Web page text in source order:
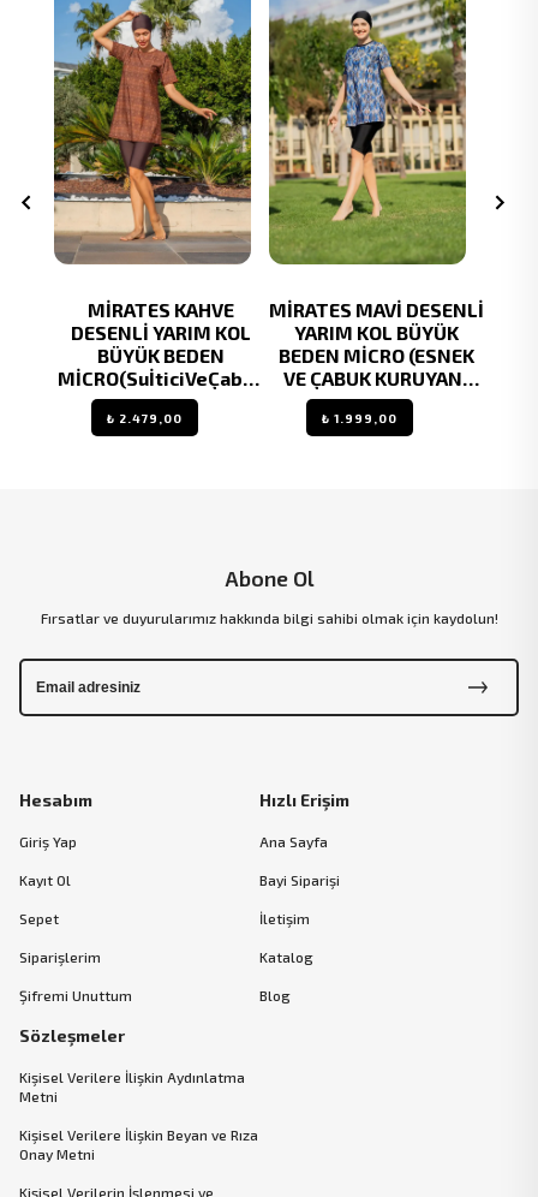
MİRATES KAHVE
DESENLİ YARIM KOL
BÜYÜK BEDEN
MİCRO(SuİticiVeÇabuk
Kuruyan)Tesettür
Mayo
₺ 2.479,00
MİRATES MAVİ DESENLİ
YARIM KOL BÜYÜK
BEDEN MİCRO (ESNEK
VE ÇABUK KURUYAN)
KUMAŞ YARI TESETTÜR
MAYO
₺ 1.999,00
Hesabım
Giriş Yap
Kayıt Ol
Sepet
Siparişlerim
Şifremi Unuttum
Hızlı Erişim
Ana Sayfa
Bayi Siparişi
İletişim
Katalog
Blog
Sözleşmeler
Kişisel Verilere İlişkin Aydınlatma
Metni
Kişisel Verilere İlişkin Beyan ve Rıza
Onay Metni
Kişisel Verilerin İşlenmesi ve
Abone Ol
Fırsatlar ve duyurularımız hakkında bilgi sahibi olmak için kaydolun!